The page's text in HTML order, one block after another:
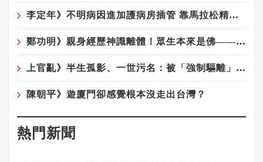
李定年》不明病因進加護病房插管 靠馬拉松精神從鬼門關返回
鄭功明》親身經歷神識離體！眾生本來是佛——宇宙真相在念佛中顯現10——念佛驚覺：原來佛性從未離開你
上官亂》半生孤影、一世污名：被「強制驅離」陰影籠罩的榮民陸配遺屬們
陳朝平》遊廈門卻感覺根本沒走出台灣？
熱門新聞